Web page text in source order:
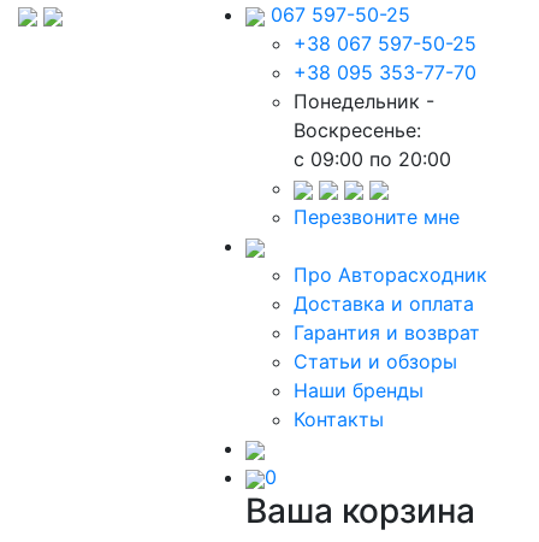
067 597-50-25
+38 067 597-50-25
+38 095 353-77-70
Понедельник -
Воскресенье:
c 09:00 по 20:00
Перезвоните мне
Про Авторасходник
Доставка и оплата
Гарантия и возврат
Статьи и обзоры
Наши бренды
Контакты
0
Ваша корзина